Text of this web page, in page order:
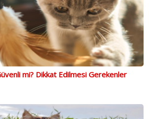
mi? Dikkat Edilmesi Gerekenler